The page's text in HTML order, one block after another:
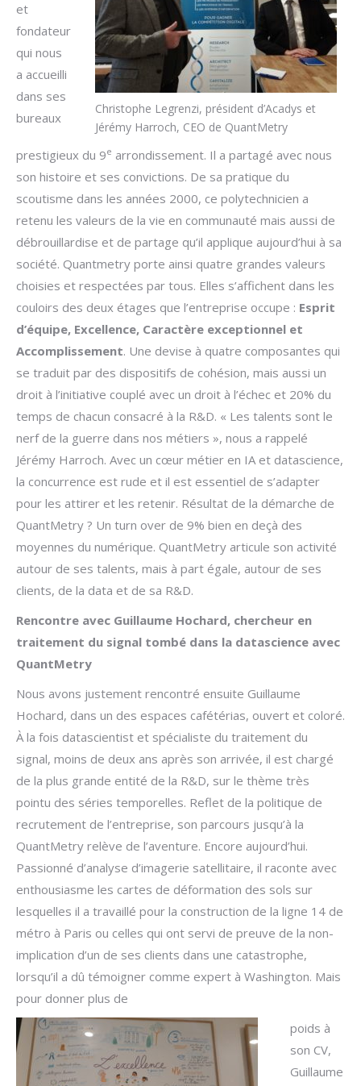
Christophe Legrenzi, président d’Acadys et
Jérémy Harroch, CEO de QuantMetry
et
fondateur
qui nous
a accueilli
dans ses
bureaux
prestigieux du 9e arrondissement. Il a partagé avec nous
son histoire et ses convictions. De sa pratique du
scoutisme dans les années 2000, ce polytechnicien a
retenu les valeurs de la vie en communauté mais aussi de
débrouillardise et de partage qu’il applique aujourd’hui à sa
société. Quantmetry porte ainsi quatre grandes valeurs
choisies et respectées par tous. Elles s’affichent dans les
couloirs des deux étages que l’entreprise occupe : Esprit
d’équipe, Excellence, Caractère exceptionnel et
Accomplissement. Une devise à quatre composantes qui
se traduit par des dispositifs de cohésion, mais aussi un
droit à l’initiative couplé avec un droit à l’échec et 20% du
temps de chacun consacré à la R&D. « Les talents sont le
nerf de la guerre dans nos métiers », nous a rappelé
Jérémy Harroch. Avec un cœur métier en IA et datascience,
la concurrence est rude et il est essentiel de s’adapter
pour les attirer et les retenir. Résultat de la démarche de
QuantMetry ? Un turn over de 9% bien en deçà des
moyennes du numérique. QuantMetry articule son activité
autour de ses talents, mais à part égale, autour de ses
clients, de la data et de sa R&D.
Rencontre avec Guillaume Hochard, chercheur en
traitement du signal tombé dans la datascience avec
QuantMetry
Nous avons justement rencontré ensuite Guillaume
Hochard, dans un des espaces cafétérias, ouvert et coloré.
À la fois datascientist et spécialiste du traitement du
signal, moins de deux ans après son arrivée, il est chargé
de la plus grande entité de la R&D, sur le thème très
pointu des séries temporelles. Reflet de la politique de
recrutement de l’entreprise, son parcours jusqu’à la
QuantMetry relève de l’aventure. Encore aujourd’hui.
Passionné d’analyse d’imagerie satellitaire, il raconte avec
enthousiasme les cartes de déformation des sols sur
lesquelles il a travaillé pour la construction de la ligne 14 de
métro à Paris ou celles qui ont servi de preuve de la non-
implication d’un de ses clients dans une catastrophe,
lorsqu’il a dû témoigner comme expert à Washington. Mais
pour donner plus de
poids à
son CV,
Guillaume